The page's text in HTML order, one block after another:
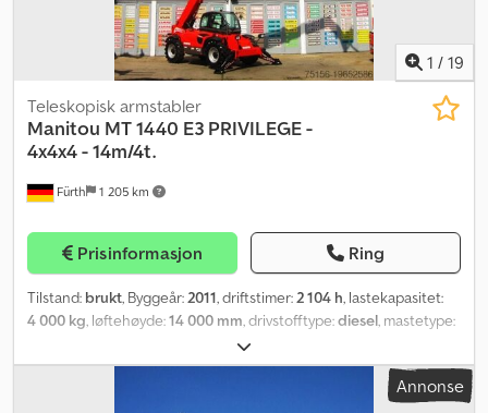
1 / 19
Fürth 1 205 km
Teleskopisk armstabler
Manitou MT 1440 E3 PRIVILEGE -
4x4x4 - 14m/4t.
Prisinformasjon Ring
Tilstand: brukt, Byggeår:2011, driftstimer:2 104 h, lastekapasitet:
4 000 kg, løftehøyde:14 000 mm, drivstofftype:diesel, mastetype:
2 540 mm
farge:rød, Utstyr:firehjulsdrift, førerhus, palle gafler,
Annonse